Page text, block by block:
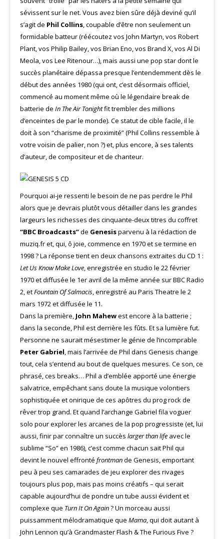
sévissent sur le net. Vous avez bien sûre déjà deviné qu’il
s’agit de Phil Collins, coupable d’être non seulement un
formidable batteur (réécoutez vos John Martyn, vos Robert
Plant, vos Philip Bailey, vos Brian Eno, vos Brand X, vos Al Di
Meola, vos Lee Ritenour…), mais aussi une pop star dont le
succès planétaire dépassa presque l’entendemment dès le
début des années 1980 (qui ont, c’est désormais officiel,
commencé au moment même où le légendaire break de
batterie de In The Air Tonightfit trembler des millions
d’enceintes de par le monde). Ce statut de cible facile, il le
doit à son “charisme de proximité” (Phil Collins ressemble à
votre voisin de palier, non ?) et, plus encore, à ses talents
d’auteur, de compositeur et de chanteur.
Pourquoi ai-je ressenti le besoin de ne pas perdre le Phil
alors que je devrais plutôt vous détailler dans les grandes
largeurs les richesses des cinquante-deux titres du coffret
“BBC Broadcasts”de Genesisparvenu à la rédaction de
muziq.fr et, qui, ô joie, commence en 1970 et se termine en
1998 ? La réponse tient en deux chansons extraites du CD 1 :
Let Us Know Make Love, enregistrée en studio le 22 février
1970 et diffusée le 1er avril de la même année sur BBC Radio
2, etFountain Of Salmacis, enregistré au Paris Theatre le 2
mars 1972 et diffusée le 11.
Dans la première, John Mahewest encore à la batterie ;
dans la seconde, Phil est derrière les fûts. Et sa lumière fut.
Personne ne saurait mésestimer le génie de l’incomprable
Peter Gabriel, mais l’arrivée de Phil dans Genesis change
tout, cela s’entend au bout de quelques mesures. Ce son, ce
phrasé, ces breaks… Phil a d’emblée apporté une énergie
salvatrice, empêchant sans doute la musique volontiers
sophistiquée et onirique de ces apôtres du prog rock de
rêver trop grand. Et quand l’archange Gabriel fila voguer
solo pour explorer les arcanes de la pop progressiste (et, lui
aussi, finir par connaître un succès larger than life avec le
sublime “So” en 1986), c’est comme chacun sait Phil qui
devint le nouvel effronté frontmande Genesis, emportant
peu à peu ses camarades de jeu explorer des rivages
toujours plus pop, mais pas moins créatifs – qui serait
capable aujourd’hui de pondre un tube aussi évident et
complexe que Turn It On Again? Un morceau aussi
puissamment mélodramatique que Mama, qui doit autant à
John Lennon qu’à Grandmaster Flash & The Furious Five ?